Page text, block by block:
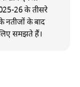
26 के तीसरे
नतीजों के बाद
समझते हैं।